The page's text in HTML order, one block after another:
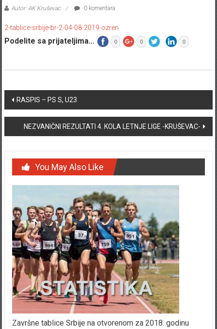
Autor: AK Kruševac 0 komentara
2-tablice-srbije-br-2-04-08-2019-ozren
Podelite sa prijateljima... 0 0 0
Post navigation
RASPIS – PS S, U23
NEZVANIČNI REZULTATI 4. KOLA LETNJE LIGE -KRUŠEVAC-
You May Also Like
Završne tablice Srbije na otvorenom za 2018. godinu